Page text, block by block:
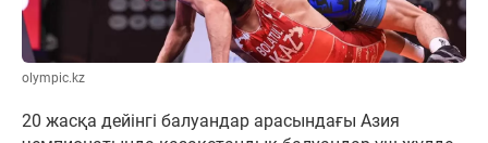
olympic.kz
20 жасқа дейінгі балуандар арасындағы Азия